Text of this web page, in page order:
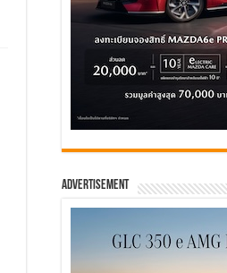
Advertisement